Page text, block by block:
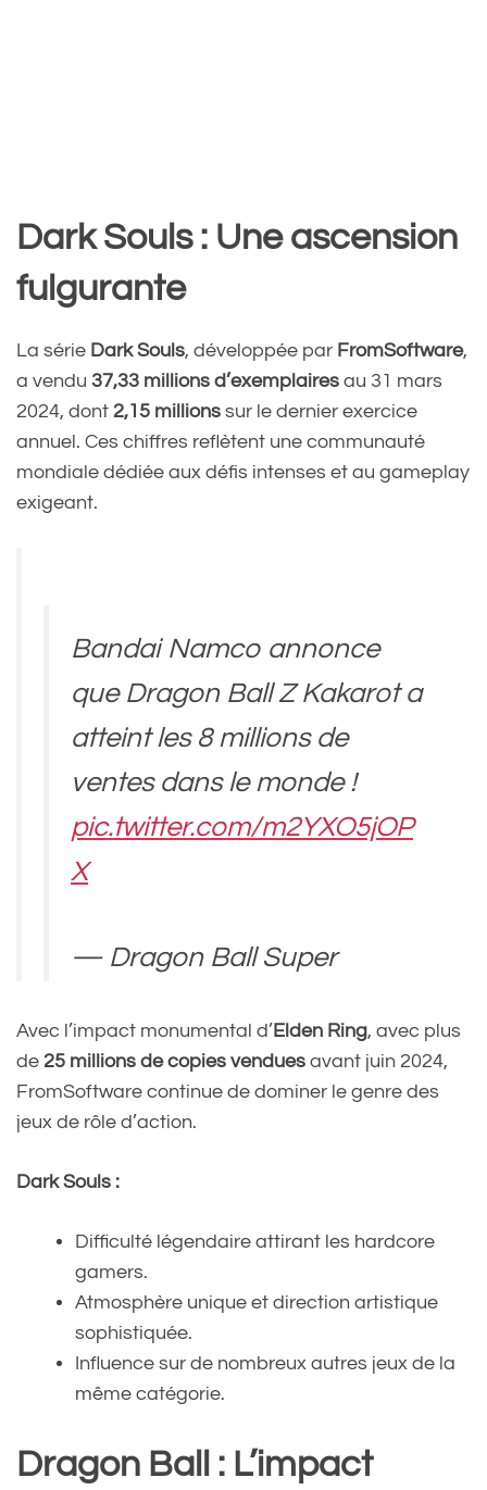
Dark Souls : Une ascension
fulgurante
La série Dark Souls, développée par FromSoftware,
a vendu 37,33 millions d’exemplaires au 31 mars
2024, dont 2,15 millions sur le dernier exercice
annuel. Ces chiffres reflètent une communauté
mondiale dédiée aux défis intenses et au gameplay
exigeant.
Bandai Namco annonce
que Dragon Ball Z Kakarot a
atteint les 8 millions de
ventes dans le monde !
pic.twitter.com/m2YXO5jOP
X
— Dragon Ball Super
2024
Avec l’impact monumental d’Elden Ring, avec plus
de 25 millions de copies vendues avant juin 2024,
FromSoftware continue de dominer le genre des
jeux de rôle d’action.
Dark Souls :
Difficulté légendaire attirant les hardcore
gamers.
Atmosphère unique et direction artistique
sophistiquée.
Influence sur de nombreux autres jeux de la
même catégorie.
Dragon Ball : L’impact